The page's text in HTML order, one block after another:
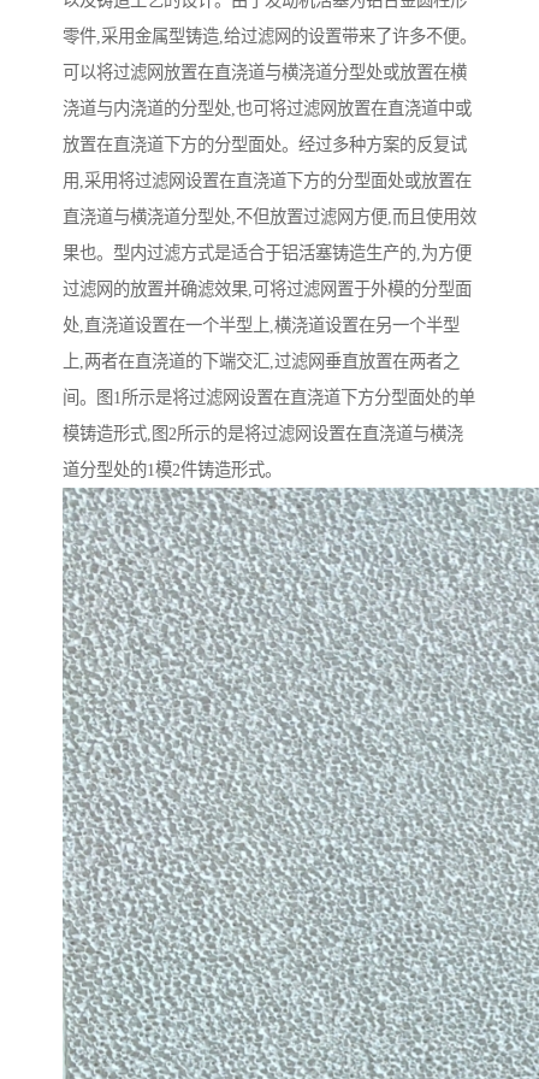
零件,采用金属型铸造,给过滤网的设置带来了许多不便。
可以将过滤网放置在直浇道与横浇道分型处或放置在横
浇道与内浇道的分型处,也可将过滤网放置在直浇道中或
放置在直浇道下方的分型面处。经过多种方案的反复试
用,采用将过滤网设置在直浇道下方的分型面处或放置在
直浇道与横浇道分型处,不但放置过滤网方便,而且使用效
果也。型内过滤方式是适合于铝活塞铸造生产的,为方便
过滤网的放置并确滤效果,可将过滤网置于外模的分型面
处,直浇道设置在一个半型上,横浇道设置在另一个半型
上,两者在直浇道的下端交汇,过滤网垂直放置在两者之
间。图1所示是将过滤网设置在直浇道下方分型面处的单
模铸造形式,图2所示的是将过滤网设置在直浇道与横浇
道分型处的1模2件铸造形式。